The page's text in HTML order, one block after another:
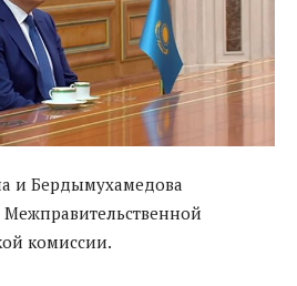
и Бердымухамедова
Межправительственной
комиссии.